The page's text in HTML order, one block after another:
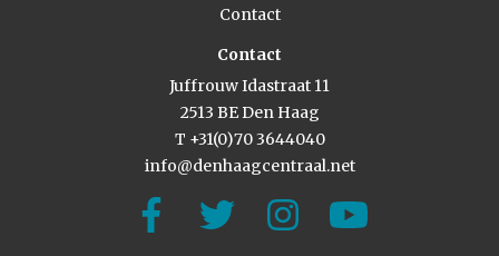
Contact
Contact
Juffrouw Idastraat 11
2513 BE Den Haag
T +31(0)70 3644040
info@denhaagcentraal.net